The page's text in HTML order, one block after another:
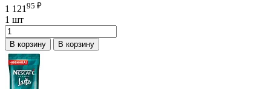
1 121 95 ₽
1 шт
В корзину В корзину